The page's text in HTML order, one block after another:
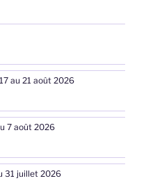
au 21 août 2026
7 août 2026
31 juillet 2026